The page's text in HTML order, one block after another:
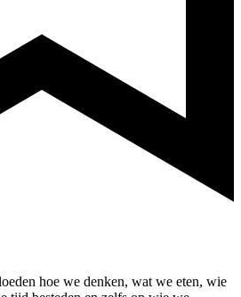
hoe we denken, wat we eten, wie